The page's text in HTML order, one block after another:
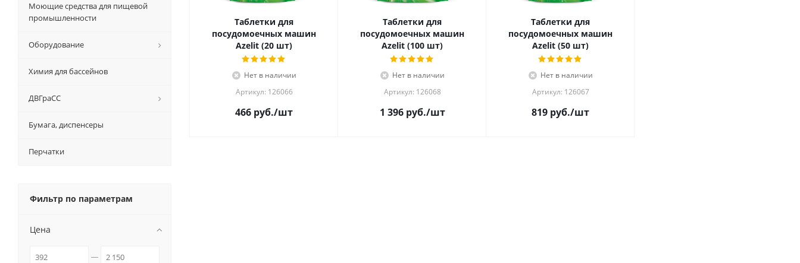
Таблетки для
посудомоечных машин
Azelit (20 шт)
Нет в наличии
Артикул: 126066
466 руб./шт
Таблетки для
посудомоечных машин
Azelit (100 шт)
Нет в наличии
Артикул: 126068
1 396руб./шт
Таблетки для
посудомоечных машин
Azelit (50 шт)
Нет в наличии
Артикул: 126067
819 руб./шт
Моющие средства для пищевой
промышленности
Оборудование
Химия для бассейнов
ДВГраСС
Бумага, диспенсеры
Перчатки
Фильтр по параметрам
Цена